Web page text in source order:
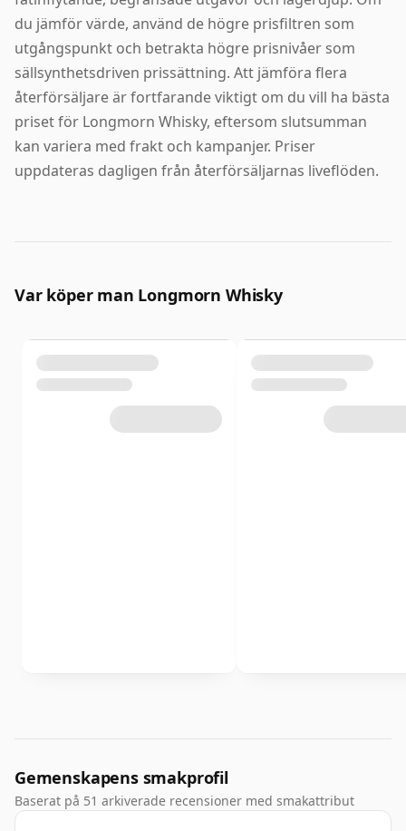
du jämför värde, använd de högre prisfiltren som
utgångspunkt och betrakta högre prisnivåer som
sällsynthetsdriven prissättning. Att jämföra flera
återförsäljare är fortfarande viktigt om du vill ha bästa
priset för Longmorn Whisky, eftersom slutsumman
kan variera med frakt och kampanjer. Priser
uppdateras dagligen från återförsäljarnas liveflöden.
Var köper man Longmorn Whisky
Gemenskapens smakprofil
Baserat på 51 arkiverade recensioner med smakattribut